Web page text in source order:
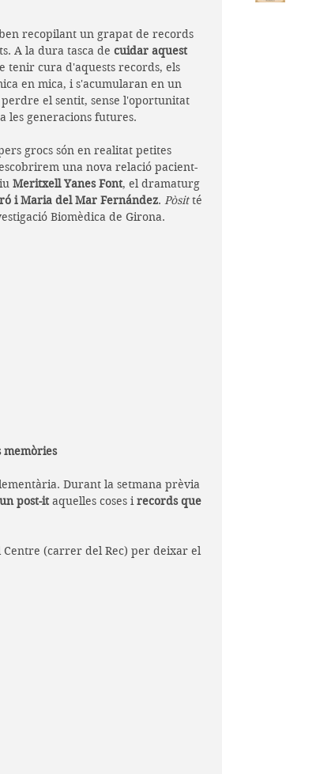
recopilant un grapat de records
A la dura tasca de cuidar aquest
tenir cura d'aquests records, els
en mica, i s'acumularan en un
el sentit, sense l'oportunitat
les generacions futures.
grocs són en realitat petites
una nova relació pacient-
Meritxell Yanes Font, el dramaturg
i Maria del Mar Fernández. Pòsit té
Biomèdica de Girona.
memòries
Durant la setmana prèvia
post-it aquelles coses i records que
(carrer del Rec) per deixar el